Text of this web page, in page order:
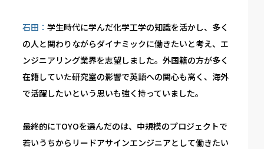
石田：学生時代に学んだ化学工学の知識を活かし、多く
の人と関わりながらダイナミックに働きたいと考え、エ
ンジニアリング業界を志望しました。外国籍の方が多く
在籍していた研究室の影響で英語への関心も高く、海外
で活躍したいという思いも強く持っていました。
最終的にTOYOを選んだのは、中規模のプロジェクトで
若いうちからリードアサインエンジニアとして働きたい